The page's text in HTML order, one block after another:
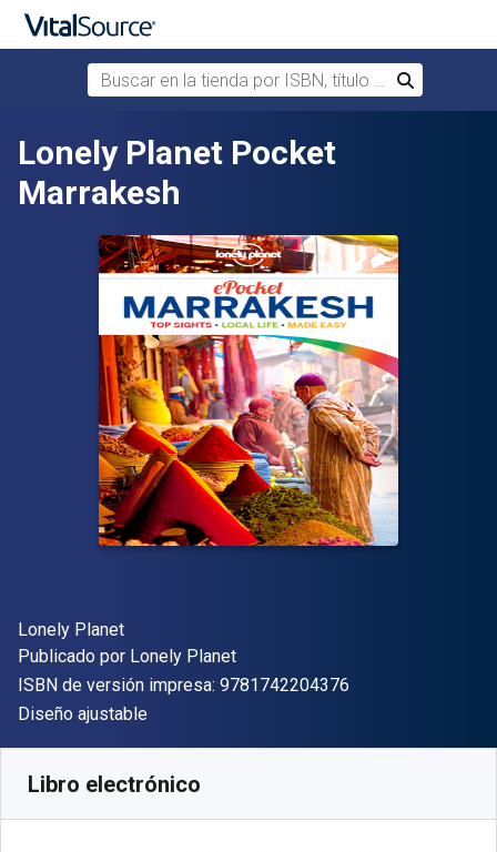
Saltar al contenido principal
Buscar en la tienda por ISBN, título o autor
Buscar
Lonely Planet Pocket
Marrakesh
Autor(es)
Lonely Planet
Editorial
Publicado por Lonely Planet
ISBN de versión impresa: 9781742204376
Formato
Diseño ajustable
Libro electrónico